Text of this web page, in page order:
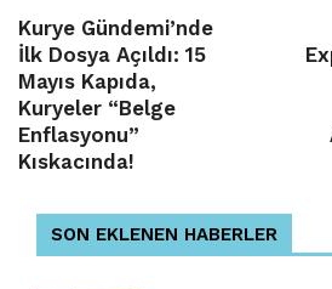
Kurye Gündemi’nde
İlk Dosya Açıldı: 15
Mayıs Kapıda,
Kuryeler “Belge
Enflasyonu”
Kıskacında!
SON EKLENEN HABERLER